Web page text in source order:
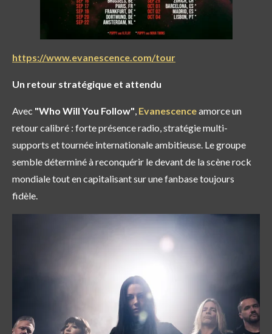
https://www.evanescence.com/tour
Un retour stratégique et attendu
Avec "Who Will You Follow", Evanescenceamorce un
retour calibré : forte présence radio, stratégie multi-
supports et tournée internationale ambitieuse. Le groupe
semble déterminé à reconquérir le devant de la scène rock
mondiale tout en capitalisant sur une fanbase toujours
fidèle.